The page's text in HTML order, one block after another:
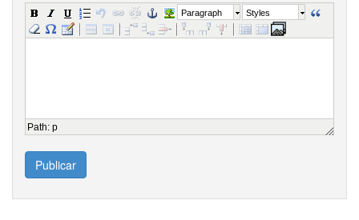
Paragraph Styles
Path: p
Publicar